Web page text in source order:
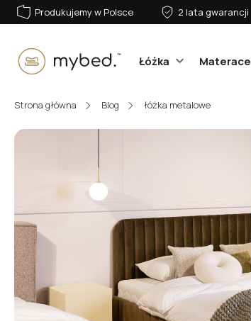
Produkujemy w Polsce 2 lata gwarancji
Łóżka Materace
Strona główna Blog łóżka metalowe
E-mail:
Nie pamiętasz hasła?